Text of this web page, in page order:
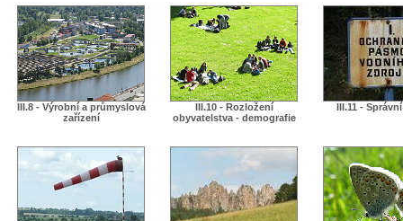
III.8 - Výrobní a průmyslová
zařízení
III.10 - Rozložení
obyvatelstva - demografie
III.11 -